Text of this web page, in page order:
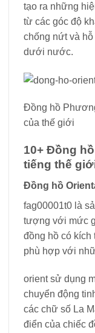
tạo ra những
từ các góc độ
chống nứt và
dưới nước.
Đồng hồ
của thế giới
10+ Đồng
tiếng thế
Đồng hồ
fag00001t0 là
tượng với mức
đồng hồ có
phù hợp với
orient sử dụng
chuyển động
các chữ số La
điển của chiếc